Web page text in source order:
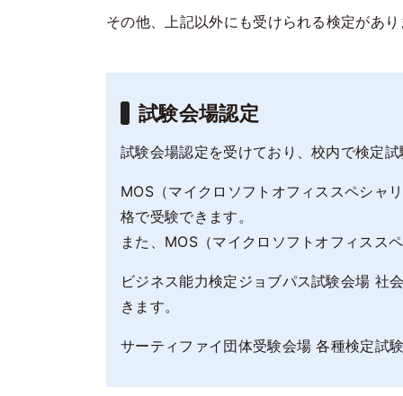
その他、上記以外にも受けられる検定があ
試験会場認定
試験会場認定を受けており、校内で検定
MOS（マイクロソフトオフィススペシャ
格で受験できます。
また、MOS（マイクロソフトオフィスス
ビジネス能力検定ジョブパス試験会場 社
きます。
サーティファイ団体受験会場 各種検定試